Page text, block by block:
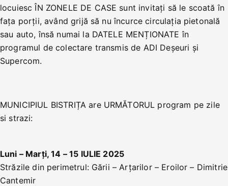
locuiesc ÎN ZONELE DE CASE sunt invitați să le scoată în
fața porții, având grijă să nu încurce circulația pietonală
sau auto, însă numai la DATELE MENȚIONATE în
programul de colectare transmis de ADI Deșeuri și
Supercom.
MUNICIPIUL BISTRIȚA are URMĂTORUL program pe zile
si strazi:
Luni – Marți, 14 – 15 IULIE 2025
Străzile din perimetrul: Gării – Arțarilor – Eroilor – Dimitrie
Cantemir